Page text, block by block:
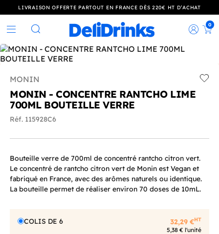
LIVRAISON OFFERTE PARTOUT EN FRANCE DÈS 220€ HT D’ACHAT
Rechercher
0
MONIN
MONIN - CONCENTRE RANTCHO LIME
700ML BOUTEILLE VERRE
Réf. 115928C6
Bouteille verre de 700ml de concentré rantcho citron vert.
Le concentré de rantcho citron vert de Monin est Vegan et
fabriqué en France, avec des arômes naturels ou identique.
La bouteille permet de réaliser environ 70 doses de 10mL.
COLIS DE 6 32,29 €HT
5,38 € l'unité